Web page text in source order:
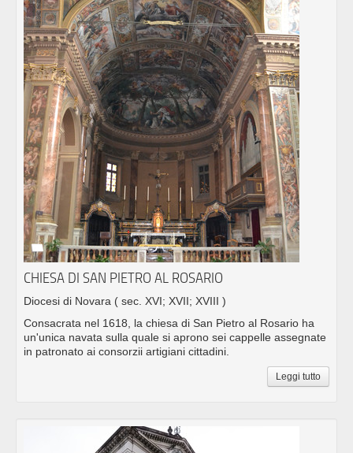
CHIESA DI SAN PIETRO AL ROSARIO
Diocesi di Novara ( sec. XVI; XVII; XVIII )
Consacrata nel 1618, la chiesa di San Pietro al Rosario ha
un'unica navata sulla quale si aprono sei cappelle assegnate
in patronato ai consorzii artigiani cittadini.
Leggi tutto